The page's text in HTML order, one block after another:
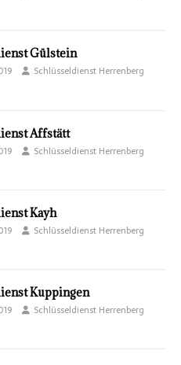
Gülstein
Schlüsseldienst Herrenberg
Affstätt
Schlüsseldienst Herrenberg
Kayh
Schlüsseldienst Herrenberg
Kuppingen
Schlüsseldienst Herrenberg